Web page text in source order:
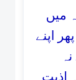
میں
اپنے